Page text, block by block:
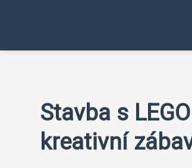
Stavba s
kreativní